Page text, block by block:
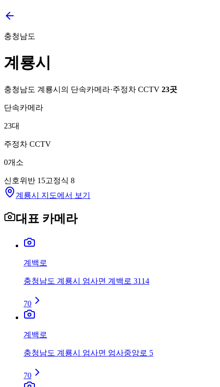
충청남도
계룡시
충청남도 계룡시 의 단속카메라·주정차 CCTV 23곳
단속카메라
23대
주정차 CCTV
0개소
신호위반 15고정식 8
계룡시 지도에서 보기
대표 카메라
계백로
충청남도 계룡시 엄사면 계백로 3114
70
계백로
충청남도 계룡시 엄사면 엄사중앙로 5
70